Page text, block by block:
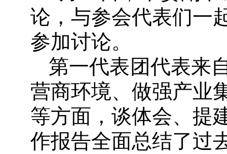
论，与参会代表们一
参加讨论。
第一代表团代表来
营商环境、做强产业
等方面，谈体会、提
作报告全面总结了过